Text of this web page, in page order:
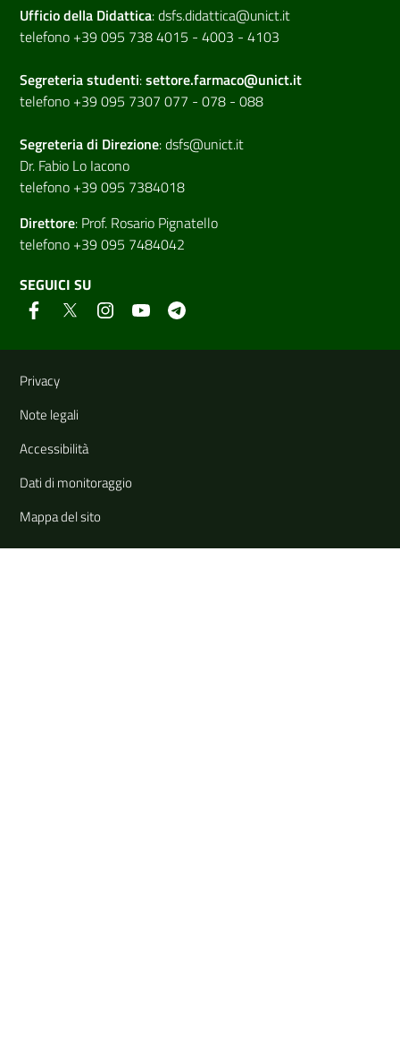
Ufficio della Didattica:dsfs.didattica@unict.it
telefono +39 095 738 4015 - 4003 - 4103
Segreteria studenti:settore.farmaco@unict.it
telefono +39 095 7307 077 - 078 - 088
Segreteria di Direzione:dsfs@unict.it
Dr. Fabio Lo Iacono
telefono +39 095 7384018
Direttore: Prof. Rosario Pignatello
telefono +39 095 7484042
SEGUICI SU
Link e informazioni utili
Privacy
Note legali
Accessibilità
Dati di monitoraggio
Mappa del sito